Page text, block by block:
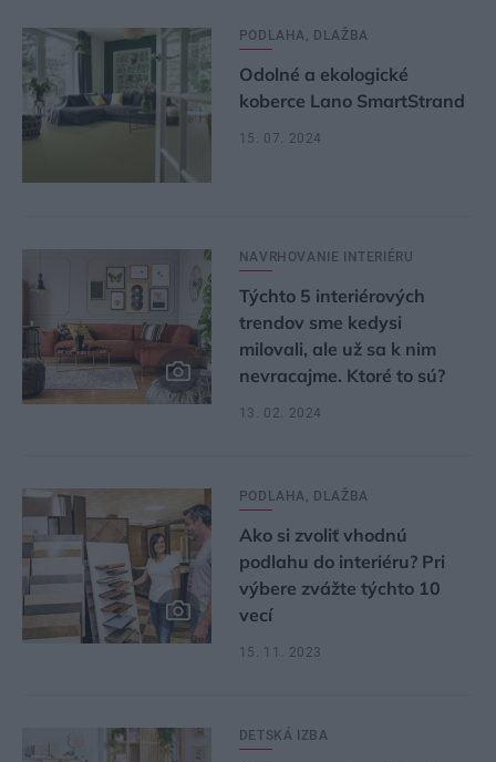
PODLAHA, DLAŽBA
Odolné a ekologické
koberce Lano SmartStrand
15. 07. 2024
NAVRHOVANIE INTERIÉRU
Týchto 5 interiérových
trendov sme kedysi
milovali, ale už sa k nim
nevracajme. Ktoré to sú?
13. 02. 2024
PODLAHA, DLAŽBA
Ako si zvoliť vhodnú
podlahu do interiéru? Pri
výbere zvážte týchto 10
vecí
15. 11. 2023
DETSKÁ IZBA